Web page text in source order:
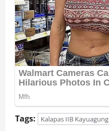
Tags: Kalapas IIB Kayuagung